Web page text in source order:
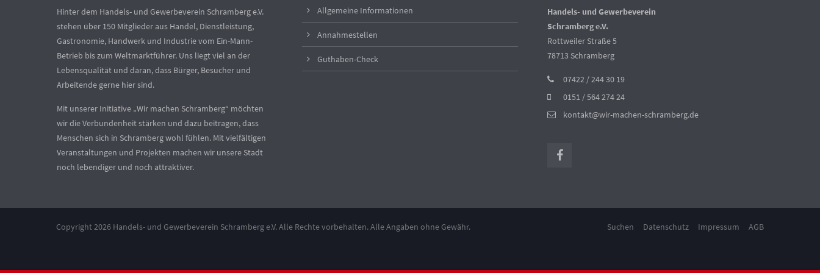
Hinter dem Handels- und Gewerbeverein Schramberg e.V.
stehen über 150 Mitglieder aus Handel, Dienstleistung,
Gastronomie, Handwerk und Industrie vom Ein-Mann-
Betrieb bis zum Weltmarktführer. Uns liegt viel an der
Lebensqualität und daran, dass Bürger, Besucher und
Arbeitende gerne hier sind.
Mit unserer Initiative „Wir machen Schramberg“ möchten
wir die Verbundenheit stärken und dazu beitragen, dass
Menschen sich in Schramberg wohl fühlen. Mit vielfältigen
Veranstaltungen und Projekten machen wir unsere Stadt
noch lebendiger und noch attraktiver.
Allgemeine Informationen
Annahmestellen
Guthaben-Check
Handels- und Gewerbeverein
Schramberg e.V.
Rottweiler Straße 5
78713 Schramberg
07422 / 244 30 19
0151 / 564 274 24
kontakt@wir-machen-schramberg.de
Copyright 2026 Handels- und Gewerbeverein Schramberg e.V. Alle Rechte vorbehalten. Alle Angaben ohne Gewähr. Suchen Datenschutz Impressum AGB